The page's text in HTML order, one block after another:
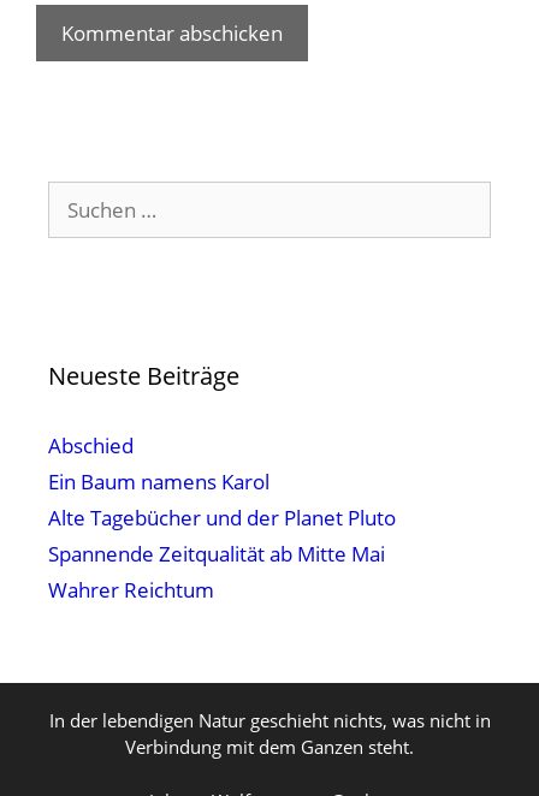
Suchen
nach:
Neueste Beiträge
Abschied
Ein Baum namens Karol
Alte Tagebücher und der Planet Pluto
Spannende Zeitqualität ab Mitte Mai
Wahrer Reichtum
In der lebendigen Natur geschieht nichts, was nicht in
Verbindung mit dem Ganzen steht.